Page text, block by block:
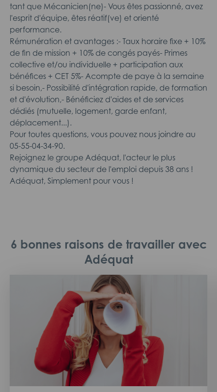
tant que Mécanicien(ne)- Vous êtes passionné, avez
l'esprit d'équipe, êtes réatif(ve) et orienté
performance.
Rémunération et avantages :- Taux horaire fixe + 10%
de fin de mission + 10% de congés payés- Primes
collective et/ou individuelle + participation aux
bénéfices + CET 5%- Acompte de paye à la semaine
si besoin,- Possibilité d'intégration rapide, de formation
et d'évolution,- Bénéficiez d'aides et de services
dédiés (mutuelle, logement, garde enfant,
déplacement...).
Pour toutes questions, vous pouvez nous joindre au
05-55-04-34-90.
Rejoignez le groupe Adéquat, l'acteur le plus
dynamique du secteur de l'emploi depuis 38 ans !
Adéquat, Simplement pour vous !
6 bonnes raisons de travailler avec
Adéquat